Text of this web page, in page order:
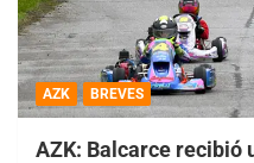
AZK BREVES
AZK: Balcarce recibió